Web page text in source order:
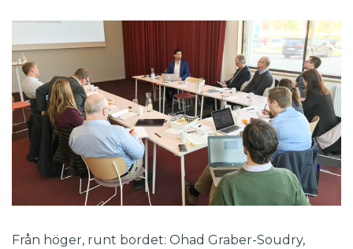
Från höger, runt bordet: Ohad Graber-Soudry,